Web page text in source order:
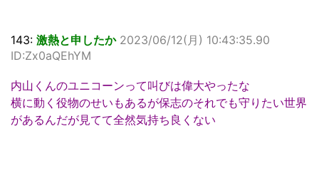
143: 激熱と申したか 2023/06/12(月) 10:43:35.90
ID:Zx0aQEhYM
内山くんのユニコーンって叫びは偉大やったな
横に動く役物のせいもあるが保志のそれでも守りたい世界
があるんだが見てて全然気持ち良くない